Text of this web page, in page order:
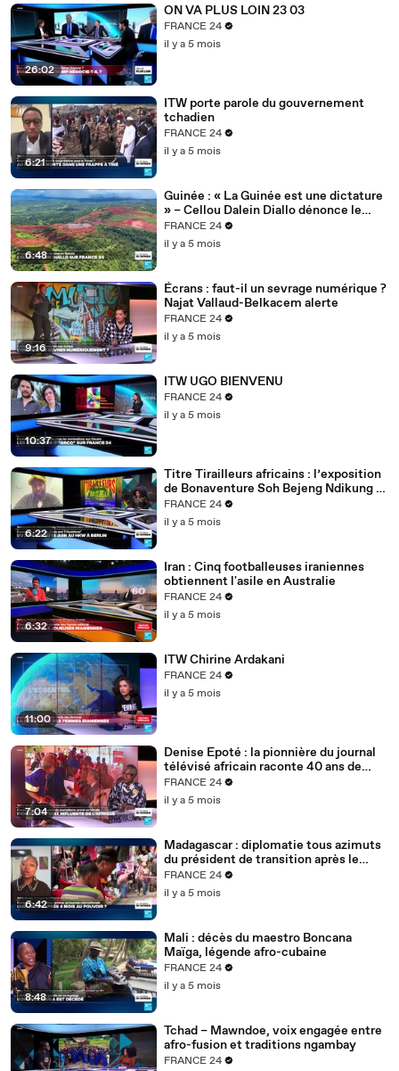
26:02
ON VA PLUS LOIN 23 03
FRANCE 24
il y a 5 mois
6:21
ITW porte parole du gouvernement
tchadien
FRANCE 24
il y a 5 mois
6:48
Guinée : « La Guinée est une dictature
» – Cellou Dalein Diallo dénonce le
régime Doumbouya
FRANCE 24
il y a 5 mois
9:16
Écrans : faut-il un sevrage numérique ?
Najat Vallaud-Belkacem alerte
FRANCE 24
il y a 5 mois
10:37
ITW UGO BIENVENU
FRANCE 24
il y a 5 mois
6:22
Titre Tirailleurs africains : l’exposition
de Bonaventure Soh Bejeng Ndikung à
Berlin
FRANCE 24
il y a 5 mois
6:32
Iran : Cinq footballeuses iraniennes
obtiennent l'asile en Australie
FRANCE 24
il y a 5 mois
11:00
ITW Chirine Ardakani
FRANCE 24
il y a 5 mois
7:04
Denise Epoté : la pionnière du journal
télévisé africain raconte 40 ans de
carrière
FRANCE 24
il y a 5 mois
6:42
Madagascar : diplomatie tous azimuts
du président de transition après le
putsch
FRANCE 24
il y a 5 mois
8:48
Mali : décès du maestro Boncana
Maïga, légende afro-cubaine
FRANCE 24
il y a 5 mois
Tchad – Mawndoe, voix engagée entre
afro-fusion et traditions ngambay
FRANCE 24